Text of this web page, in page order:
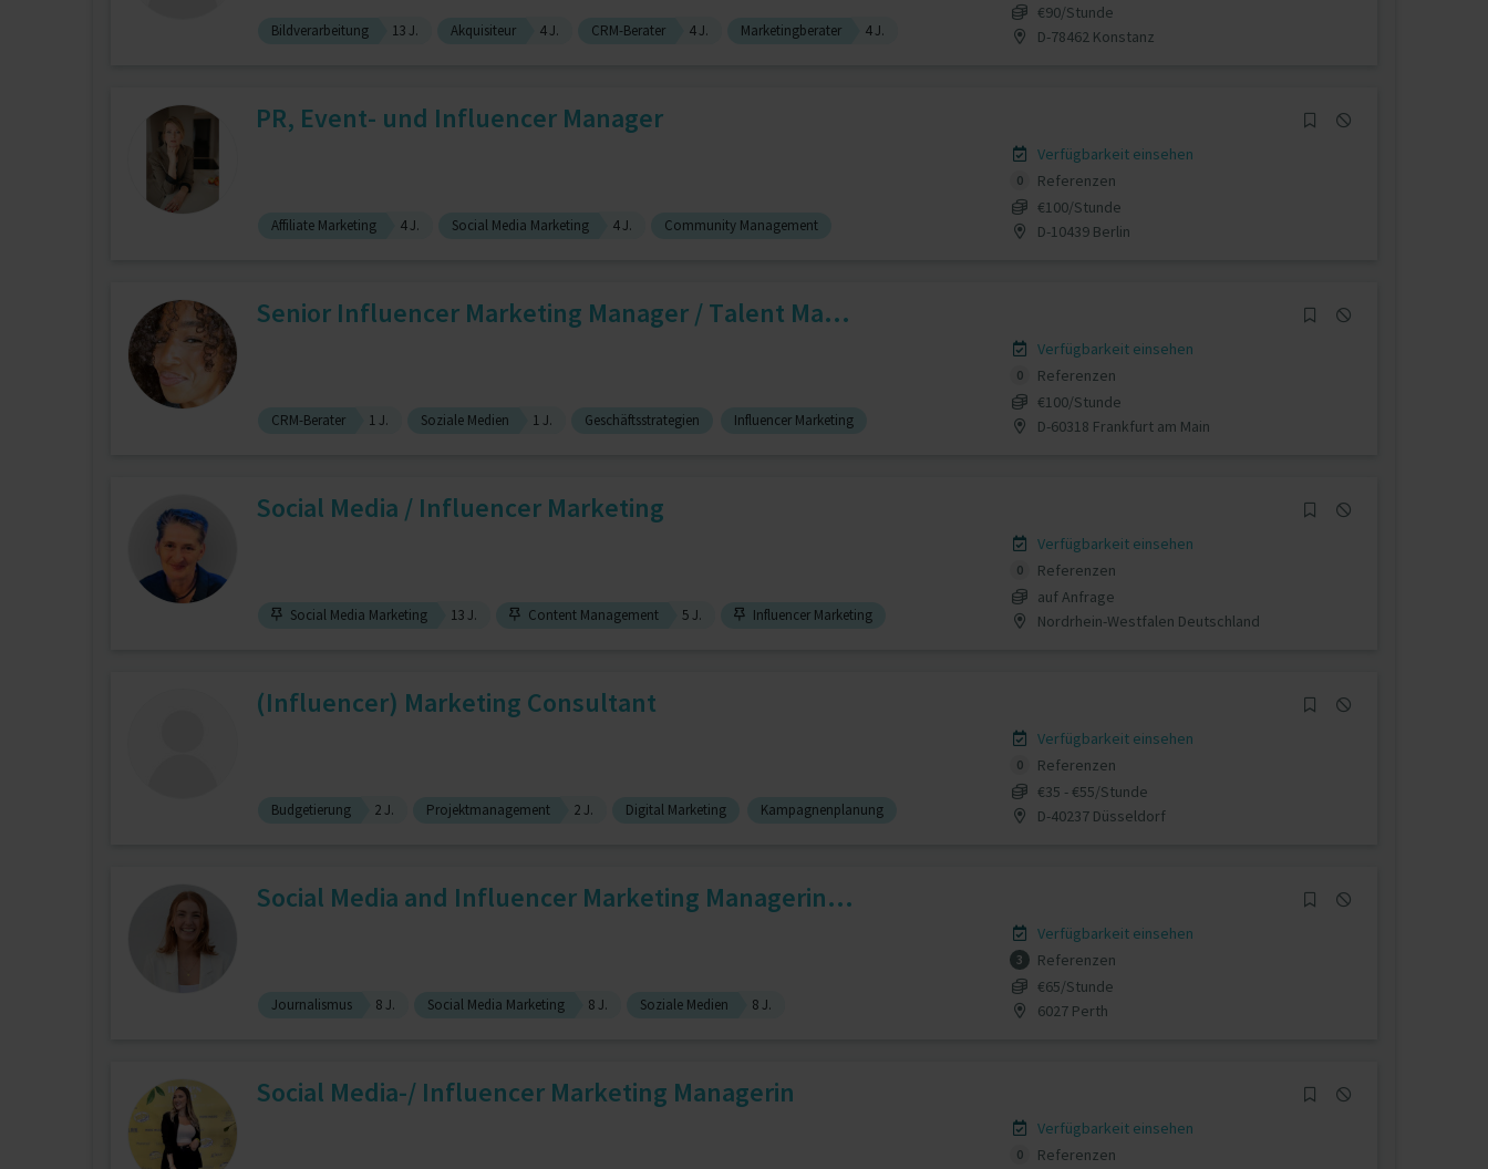
Bildverarbeitung 13 J. Akquisiteur 4 J. CRM-Berater 4 J. Marketingberater 4 J.
€90/Stunde
D-78462 Konstanz
PR, Event- und Influencer Manager
Affiliate Marketing 4 J. Social Media Marketing 4 J. Community Management
Verfügbarkeit einsehen
0
Referenzen
€100/Stunde
D-10439 Berlin
Senior Influencer Marketing Manager / Talent Ma...
CRM-Berater 1 J. Soziale Medien 1 J. Geschäftsstrategien Influencer Marketing
Verfügbarkeit einsehen
0
Referenzen
€100/Stunde
D-60318 Frankfurt am Main
Social Media / Influencer Marketing
Social Media Marketing 13 J. Content Management 5 J. Influencer Marketing
Verfügbarkeit einsehen
0
Referenzen
auf Anfrage
Nordrhein-Westfalen Deutschland
(Influencer) Marketing Consultant
Budgetierung 2 J. Projektmanagement 2 J. Digital Marketing Kampagnenplanung
Verfügbarkeit einsehen
0
Referenzen
€35 - €55/Stunde
D-40237 Düsseldorf
Social Media and Influencer Marketing Managerin...
Journalismus 8 J. Social Media Marketing 8 J. Soziale Medien 8 J.
Verfügbarkeit einsehen
3
Referenzen
€65/Stunde
6027 Perth
Social Media-/ Influencer Marketing Managerin
Verfügbarkeit einsehen
0
Referenzen